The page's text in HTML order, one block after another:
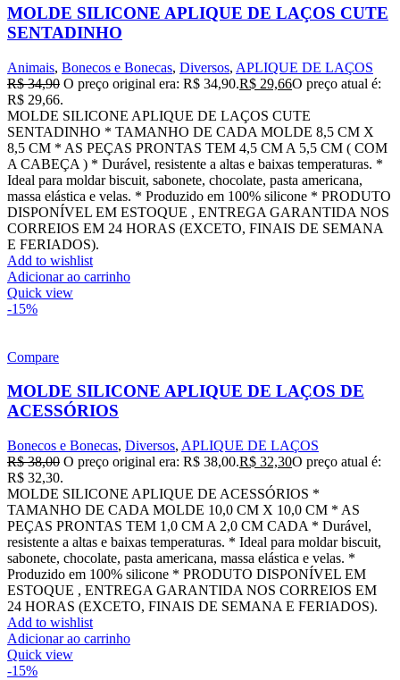
MOLDE SILICONE APLIQUE DE LAÇOS CUTE
SENTADINHO
Animais, Bonecos e Bonecas, Diversos, APLIQUE DE LAÇOS
R$34,90 O preço original era: R$ 34,90.R$ 29,66O preço atual é:
R$ 29,66.
MOLDE SILICONE APLIQUE DE LAÇOS CUTE
SENTADINHO * TAMANHO DE CADA MOLDE 8,5 CM X
8,5 CM * AS PEÇAS PRONTAS TEM 4,5 CM A 5,5 CM ( COM
A CABEÇA ) * Durável, resistente a altas e baixas temperaturas. *
Ideal para moldar biscuit, sabonete, chocolate, pasta americana,
massa elástica e velas. * Produzido em 100% silicone * PRODUTO
DISPONÍVEL EM ESTOQUE , ENTREGA GARANTIDA NOS
CORREIOS EM 24 HORAS (EXCETO, FINAIS DE SEMANA
E FERIADOS).
Add to wishlist
Adicionar ao carrinho
Quick view
-15%
Compare
MOLDE SILICONE APLIQUE DE LAÇOS DE
ACESSÓRIOS
Bonecos e Bonecas, Diversos, APLIQUE DE LAÇOS
R$38,00 O preço original era: R$ 38,00.R$ 32,30O preço atual é:
R$ 32,30.
MOLDE SILICONE APLIQUE DE ACESSÓRIOS *
TAMANHO DE CADA MOLDE 10,0 CM X 10,0 CM * AS
PEÇAS PRONTAS TEM 1,0 CM A 2,0 CM CADA * Durável,
resistente a altas e baixas temperaturas. * Ideal para moldar biscuit,
sabonete, chocolate, pasta americana, massa elástica e velas. *
Produzido em 100% silicone * PRODUTO DISPONÍVEL EM
ESTOQUE , ENTREGA GARANTIDA NOS CORREIOS EM
24 HORAS (EXCETO, FINAIS DE SEMANA E FERIADOS).
Add to wishlist
Adicionar ao carrinho
Quick view
-15%